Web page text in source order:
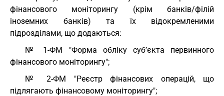
фінансового моніторингу (крім банків/філій
іноземних банків) та їх відокремленими
підрозділами, що додаються:
№ 1-ФМ "Форма обліку суб’єкта первинного
фінансового моніторингу";
№ 2-ФМ "Реєстр фінансових операцій, що
підлягають фінансовому моніторингу";